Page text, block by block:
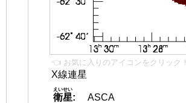
👈 お気に入りのアイコンをクリック！
X線連星
衛星
えいせい
:
ASCA